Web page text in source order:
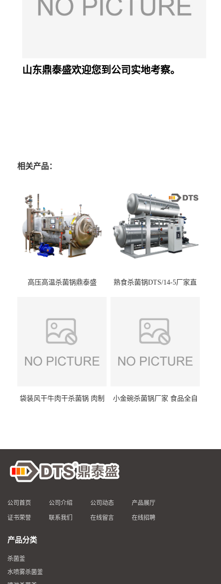
山东鼎泰盛欢迎您到公司实地考察。
相关产品：
高压高温杀菌锅鼎泰盛
熟食杀菌锅DTS/14-5厂家直
袋装风干牛肉干杀菌锅 肉制
小金碗杀菌锅厂家 食品全自
公司首页 公司介绍 公司动态 产品展厅
证书荣誉 联系我们 在线留言 在线招聘
产品分类
杀菌釜
水喷雾杀菌釜